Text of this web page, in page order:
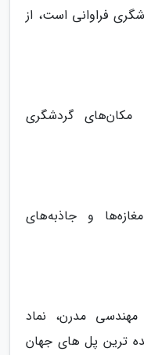
فراوانی است، از
مکان‌های گردشگری
و جاذبه‌های
مدرن، نماد
ترین پل های جهان